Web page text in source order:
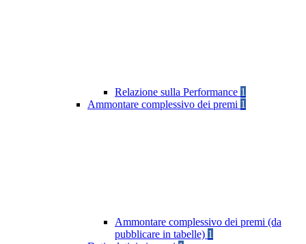
Relazione sulla Performance 1
Ammontare complessivo dei premi 1
Ammontare complessivo dei premi (da
pubblicare in tabelle) 1